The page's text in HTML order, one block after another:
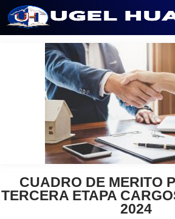
contenido
CUADRO DE MERITO
TERCERA ETAPA
2024